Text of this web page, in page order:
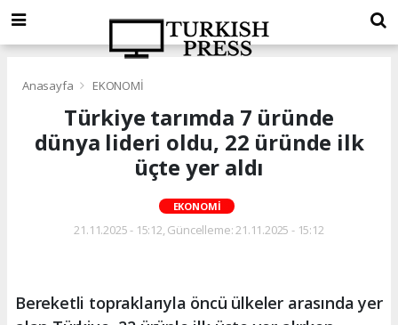
Anasayfa EKONOMİ
Türkiye tarımda 7 üründe
dünya lideri oldu, 22 üründe ilk
üçte yer aldı
EKONOMİ
21.11.2025 - 15:12, Güncelleme: 21.11.2025 - 15:12
Bereketli topraklarıyla öncü ülkeler arasında yer